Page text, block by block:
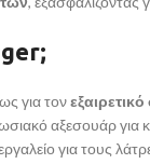
για τον
αξεσουάρ
για τους